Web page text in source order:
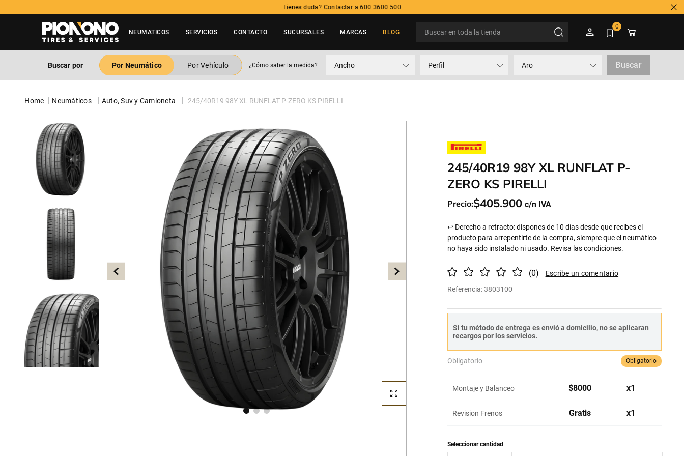
Tienes duda? Contactar a 600 3600 500
NEUMATICOS SERVICIOS CONTACTO SUCURSALES MARCAS BLOG
0
Buscar por Por Neumático Por Vehículo ¿Cómo saber la medida? Ancho Perfil Aro Buscar
Neumáticos Auto, Suv y Camioneta 245/40R19 98Y XL RUNFLAT P-ZERO KS PIRELLI
245/40R19 98Y XL RUNFLAT P-
ZERO KS PIRELLI
Precio:$405.900
↩ Derecho a retracto: dispones de 10 días desde que recibes el
producto para arrepentirte de la compra, siempre que el neumático
no haya sido instalado ni usado. Revisa las condiciones.
(0)
Referencia:3803100
Si tu método de entrega es envió a domicilio, no se aplicaran
recargos por los servicios.
Obligatorio Obligatorio
Montaje y Balanceo $8000 x1
Revision Frenos Gratis x1
TÉRMINOS MÁS BUSCADOS
. neumatico
3. 205
5. 235